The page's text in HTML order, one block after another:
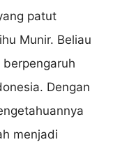
patut
Munir. Beliau
Dengan
menjadi